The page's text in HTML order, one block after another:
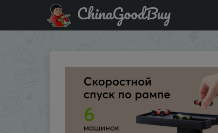
Акція на Автотрек Happy Baby парковка, с 6
ChinaGoodBuy